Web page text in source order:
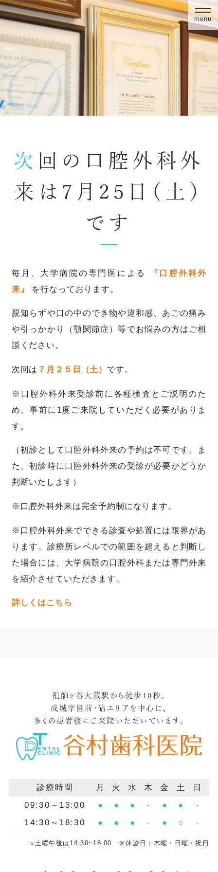
menu
次回の口腔外科外
来は7月25日（土）
です
毎月、大学病院の専門医による
『口腔外科外
来』
を行なっております。
親知らずや口の中のでき物や違和感、あごの痛み
や引っかかり（顎関節症）等でお悩みの方はご相
談ください。
次回は ７月２５日（土） です。
※口腔外科外来受診前に各種検査とご説明のた
め、事前に1度ご来院していただく必要がありま
す。
（初診として口腔外科外来の予約は不可です。ま
た、初診時に口腔外科外来の受診が必要かどうか
判断いたします）
※口腔外科外来は完全予約制になります。
※口腔外科外来でできる診査や処置には限界があ
ります。診療所レベルでの範囲を超えると判断し
た場合には、大学病院の口腔外科または専門外来
を紹介させていただきます。
詳しくはこちら
祖師ヶ谷大蔵駅から徒歩10秒。
成城学園前・砧エリアを中心に、
多くの患者様にご来院いただいています。
診療時間 月 火 水 木 金 土
日
09:30～13:00
● ● ● - ● ●
-
14:30～18:30
● ● ● - ● ○ -
○土曜午後は14:30~18:00 ※休診日：木曜・日曜・祝日